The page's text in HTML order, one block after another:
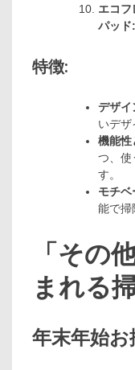
エコ
パッド:
特徴:
デザイ
いデザ
機能性
つ、使
す。
モチベ
能で掃
「その
まれる
年末年始お